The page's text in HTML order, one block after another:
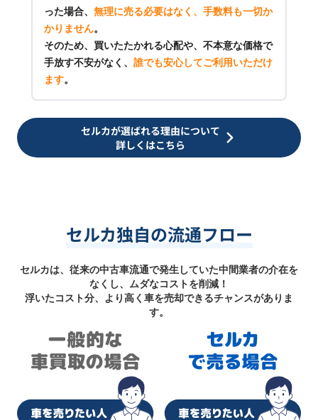
った場合、 無理に売る必要はなく、手数料も一切か
かりません。
そのため、買いたたかれる心配や、不本意な価格で
手放す不安がなく、 誰でも安心してご利用いただけ
ます。
セルカが選ばれる理由について
詳しくはこちら
セルカ独自の流通フロー
セルカは、従来の中古車流通で発生していた中間業者の介在を
なくし、ムダなコストを削減！
浮いたコスト分、より高く車を売却できるチャンスがありま
す。